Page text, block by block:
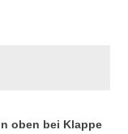
oben bei Klappe